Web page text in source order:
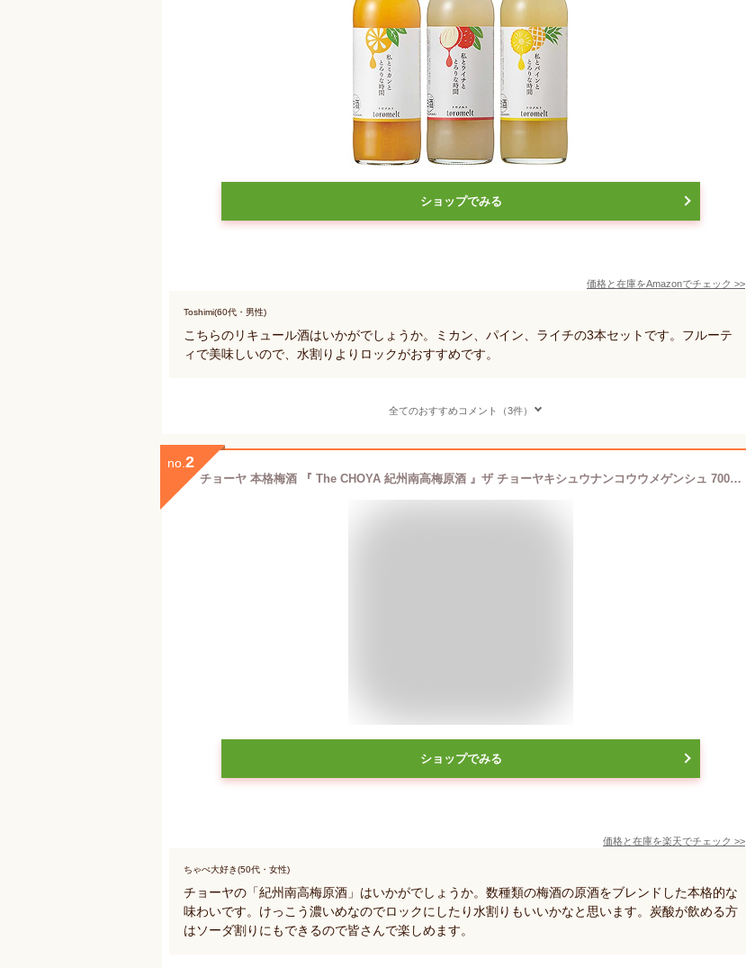
ショップでみる
価格と在庫をAmazonでチェック >>
Toshimi(60代・男性)
こちらのリキュール酒はいかがでしょうか。ミカン、パイン、ライチの3本セットです。フルーテ
ィで美味しいので、水割りよりロックがおすすめです。
全てのおすすめコメント（3件）
no. 2
チョーヤ 本格梅酒 『 The CHOYA 紀州南高梅原酒 』ザ チョーヤキシュウナンコウウメゲンシュ 700ml【お中元】【お歳暮】【ギフト】【プレゼント】
ショップでみる
価格と在庫を楽天でチェック >>
ちゃぺ大好き(50代・女性)
チョーヤの「紀州南高梅原酒」はいかがでしょうか。数種類の梅酒の原酒をブレンドした本格的な
味わいです。けっこう濃いめなのでロックにしたり水割りもいいかなと思います。炭酸が飲める方
はソーダ割りにもできるので皆さんで楽しめます。